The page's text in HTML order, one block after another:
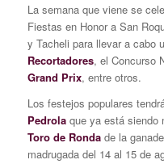
La semana que viene se
Fiestas en Honor a San
y Tacheli para llevar a cabo
Recortadores, el Concurso
Grand Prix, entre otros.
Los festejos populares
Pedrolaque ya está siendo
Toro de Rondade la
madrugada del 14 al 15 de